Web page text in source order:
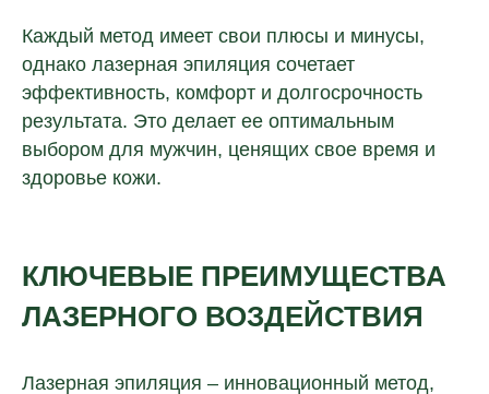
Каждый метод имеет свои плюсы и минусы,
однако лазерная эпиляция сочетает
эффективность, комфорт и долгосрочность
результата. Это делает ее оптимальным
выбором для мужчин, ценящих свое время и
здоровье кожи.
КЛЮЧЕВЫЕ ПРЕИМУЩЕСТВА
ЛАЗЕРНОГО ВОЗДЕЙСТВИЯ
Лазерная эпиляция – инновационный метод,